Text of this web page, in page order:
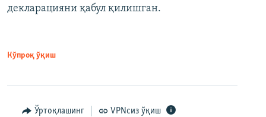
декларацияни қабул қилишган.
Кўпроқ ўқиш
Ўртоқлашинг VPNсиз ўқиш